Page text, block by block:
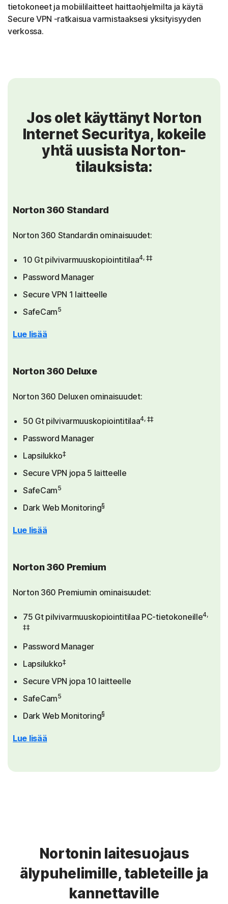
tietokoneet ja mobiililaitteet haittaohjelmilta ja käytä
Secure VPN -ratkaisua varmistaaksesi yksityisyyden
verkossa.
Jos olet käyttänyt Norton
Internet Securitya, kokeile
yhtä uusista Norton-
tilauksista:
Norton 360 Standard
Norton 360 Standardin ominaisuudet:
10 Gt pilvivarmuuskopiointitilaa4, ‡‡
Password Manager
Secure VPN 1 laitteelle
SafeCam5
Lue lisää
Norton 360 Deluxe
Norton 360 Deluxen ominaisuudet:
50 Gt pilvivarmuuskopiointitilaa4, ‡‡
Password Manager
Lapsilukko‡
Secure VPN jopa 5 laitteelle
SafeCam5
Dark Web Monitoring§
Lue lisää
Norton 360 Premium
Norton 360 Premiumin ominaisuudet:
75 Gt pilvivarmuuskopiointitilaa PC-tietokoneille4,
‡‡
Password Manager
Lapsilukko‡
Secure VPN jopa 10 laitteelle
SafeCam5
Dark Web Monitoring§
Lue lisää
Nortonin laitesuojaus
älypuhelimille, tableteille ja
kannettaville